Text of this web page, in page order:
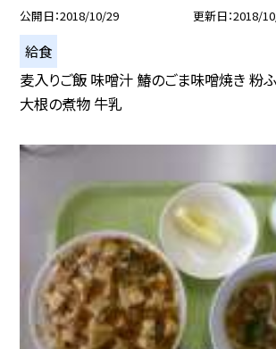
公開日 2018/10/29 更新日 2018/
給食
麦入りご飯 味噌汁 鰆のごま味噌焼き 粉
大根の煮物 牛乳